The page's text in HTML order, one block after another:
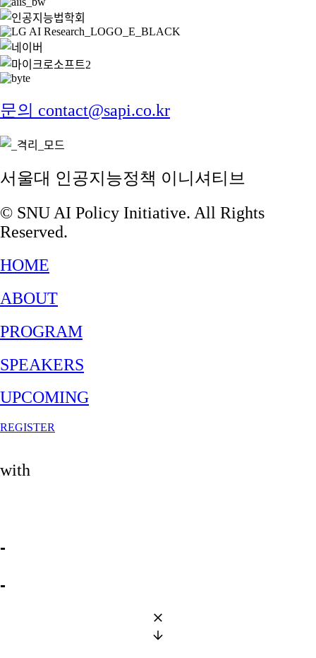
문의 contact@sapi.co.kr
서울대 인공지능정책 이니셔티브
© SNU AI Policy Initiative. All Rights
Reserved.
HOME
ABOUT
PROGRAM
SPEAKERS
UPCOMING
REGISTER
with
-
-